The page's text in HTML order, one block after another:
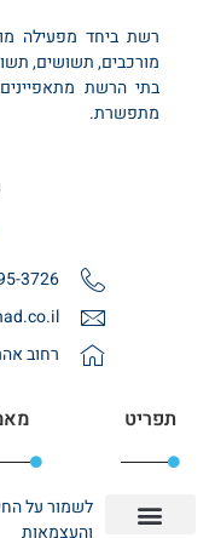
רשת ביחד מפעילה
מורכבים, תשושים,
בתי הרשת
מתפשרת.
3726
רחוב
תפריט
לשמור על
והעצמאות